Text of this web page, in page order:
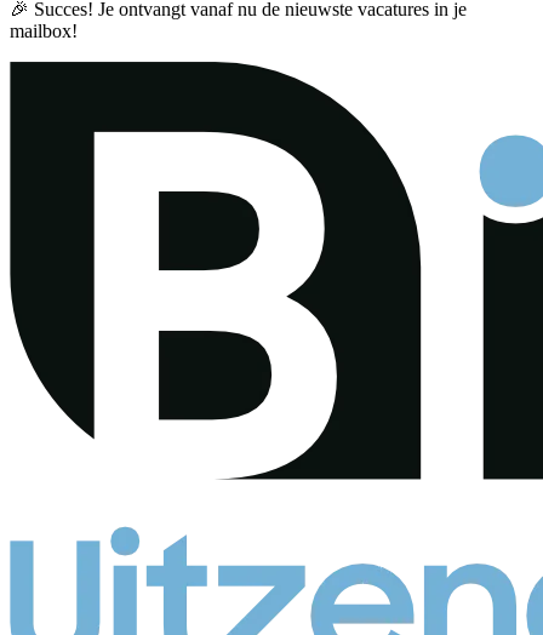
🎉 Succes! Je ontvangt vanaf nu de nieuwste vacatures in je
mailbox!